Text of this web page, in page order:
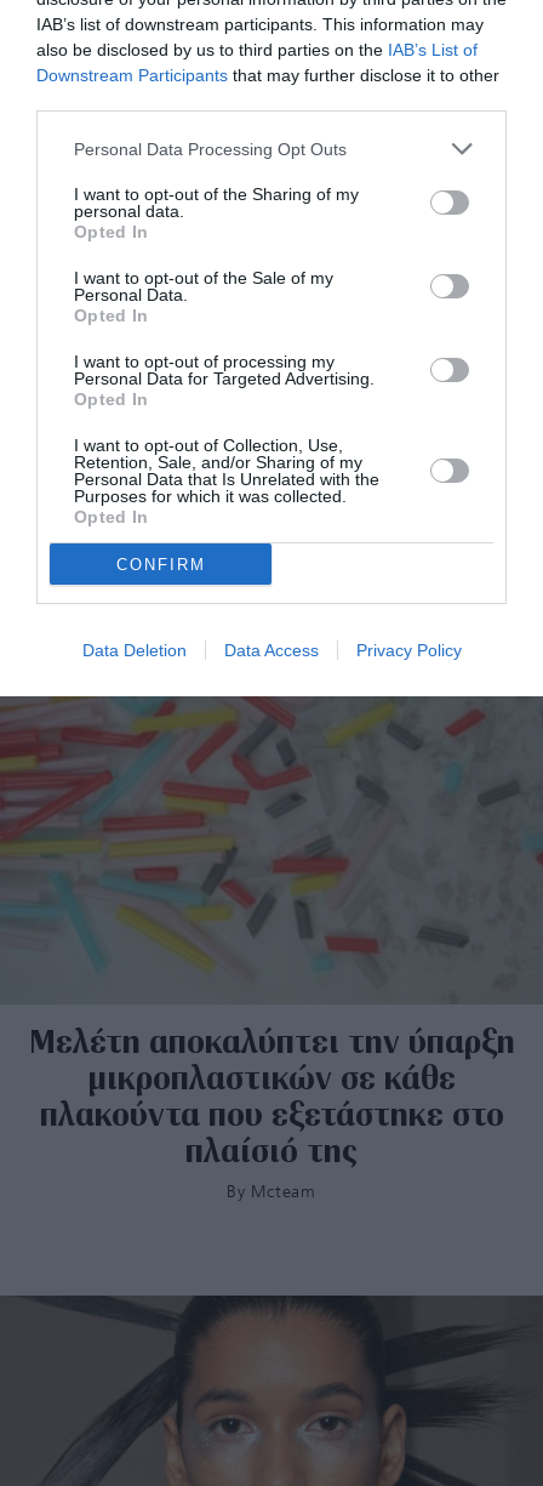
IAB’s list of downstream participants. This information may
also be disclosed by us to third parties on the IAB’s List of
Downstream Participants that may further disclose it to other
Personal Data Processing Opt Outs
I want to opt-out of the Sharing of my
personal data.
Opted In
I want to opt-out of the Sale of my
Personal Data.
Opted In
I want to opt-out of processing my
Personal Data for Targeted Advertising.
Opted In
I want to opt-out of Collection, Use,
Retention, Sale, and/or Sharing of my
Personal Data that Is Unrelated with the
Purposes for which it was collected.
Opted In
CONFIRM
Data Deletion Data Access Privacy Policy
Νέα έρευνα: Τα μικροπλαστικά
συνδέονται με τον κίνδυνο
πρόωρου τοκετού
Μελέτη αποκαλύπτει την ύπαρξη
μικροπλαστικών σε κάθε
πλακούντα που εξετάστηκε στο
πλαίσιό της
By Mcteam